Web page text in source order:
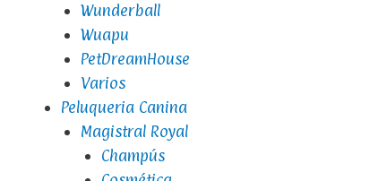
Wunderball
Wuapu
PetDreamHouse
Varios
Peluqueria Canina
Magistral Royal
Champús